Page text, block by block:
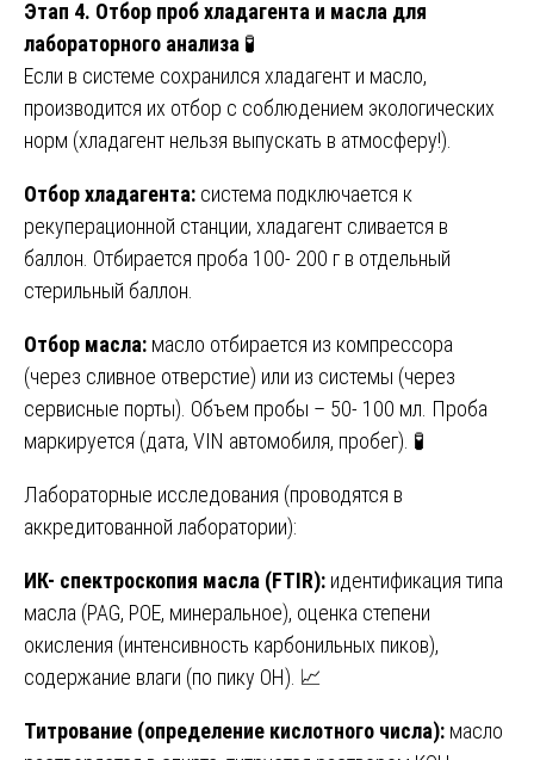
Этап 4. Отбор проб хладагента и масла для
лабораторного анализа 🧪
Если в системе сохранился хладагент и масло,
производится их отбор с соблюдением экологических
норм (хладагент нельзя выпускать в атмосферу!).
Отбор хладагента: система подключается к
рекуперационной станции, хладагент сливается в
баллон. Отбирается проба 100- 200 г в отдельный
стерильный баллон.
Отбор масла: масло отбирается из компрессора
(через сливное отверстие) или из системы (через
сервисные порты). Объем пробы – 50- 100 мл. Проба
маркируется (дата, VIN автомобиля, пробег). 🧪
Лабораторные исследования (проводятся в
аккредитованной лаборатории):
ИК- спектроскопия масла (FTIR): идентификация типа
масла (PAG, POE, минеральное), оценка степени
окисления (интенсивность карбонильных пиков),
содержание влаги (по пику OH). 📈
Титрование (определение кислотного числа): масло